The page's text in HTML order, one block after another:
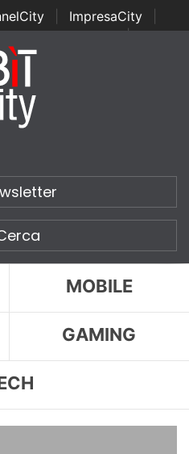
ImpresaCity
Channel Awards | Italian
Security Awards
MOBILE
GAMING